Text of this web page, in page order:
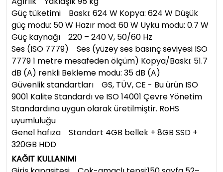
Güç tüketimi Baskı: 624 W Kopya: 624 W Düşük
güç modu: 50 W Hazır mod: 60 W Uyku modu: 0.7 W
Güç kaynağı 220 – 240 V, 50/60 Hz
Ses (ISO 7779) Ses (yüzey ses basınç seviyesi ISO
7779 1 metre mesafeden ölçüm) Kopya/Baskı: 51.7
dB (A) renkli Bekleme modu: 35 dB (A)
Güvenlik standartları GS, TÜV, CE - Bu ürün ISO
9001 Kalite Standardı ve ISO 14001 Çevre Yönetim
Standardına uygun olarak üretilmiştir. RoHS
uyumluluğu
Genel hafıza Standart 4GB bellek + 8GB SSD +
320GB HDD
KAĞIT KULLANIMI